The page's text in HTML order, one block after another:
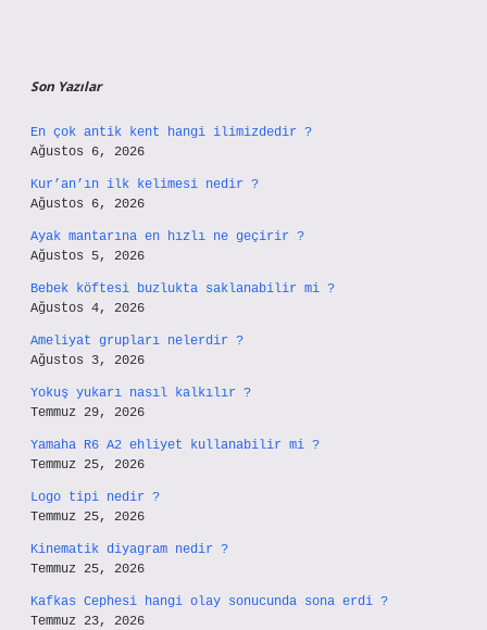
Son Yazılar
En çok antik kent hangi ilimizdedir ?
Ağustos 6, 2026
Kur’an’ın ilk kelimesi nedir ?
Ağustos 6, 2026
Ayak mantarına en hızlı ne geçirir ?
Ağustos 5, 2026
Bebek köftesi buzlukta saklanabilir mi ?
Ağustos 4, 2026
Ameliyat grupları nelerdir ?
Ağustos 3, 2026
Yokuş yukarı nasıl kalkılır ?
Temmuz 29, 2026
Yamaha R6 A2 ehliyet kullanabilir mi ?
Temmuz 25, 2026
Logo tipi nedir ?
Temmuz 25, 2026
Kinematik diyagram nedir ?
Temmuz 25, 2026
Kafkas Cephesi hangi olay sonucunda sona erdi ?
Temmuz 23, 2026